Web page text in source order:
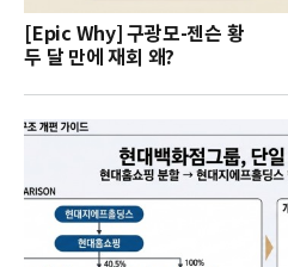
[Epic Why] 구광모-젠슨 황
두 달 만에 재회 왜?